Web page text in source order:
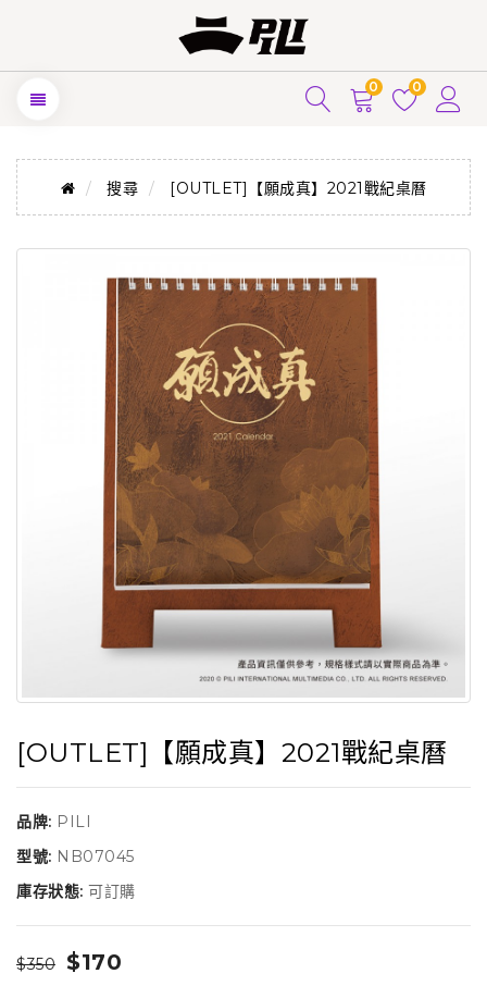
0 0
搜尋 [OUTLET]【願成真】2021戰紀桌曆
[OUTLET]【願成真】2021戰紀桌曆
品牌: PILI
型號: NB07045
庫存狀態: 可訂購
$350 $170